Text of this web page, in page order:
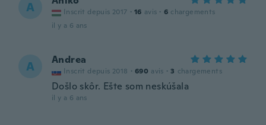
A Inscrit depuis 2017 · 16 avis · 6 chargements
il y a 6 ans
A Andrea
Inscrit depuis 2018 · 690 avis · 3 chargements
Došlo skôr. Ešte som neskúšala
il y a 6 ans